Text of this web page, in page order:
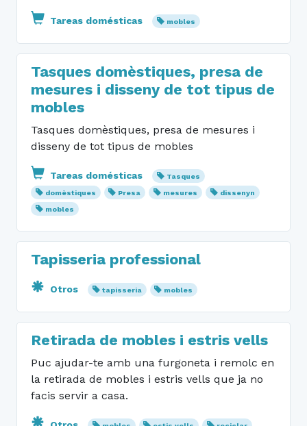
Tareas domésticas mobles
Tasques domèstiques, presa de
mesures i disseny de tot tipus de
mobles
Tasques domèstiques, presa de mesures i
disseny de tot tipus de mobles
Tareas domésticas
Tasques
domèstiques
Presa mesures
dissenyn
mobles
Tapisseria professional
Otros tapisseria mobles
Retirada de mobles i estris vells
Puc ajudar-te amb una furgoneta i remolc en
la retirada de mobles i estris vells que ja no
facis servir a casa.